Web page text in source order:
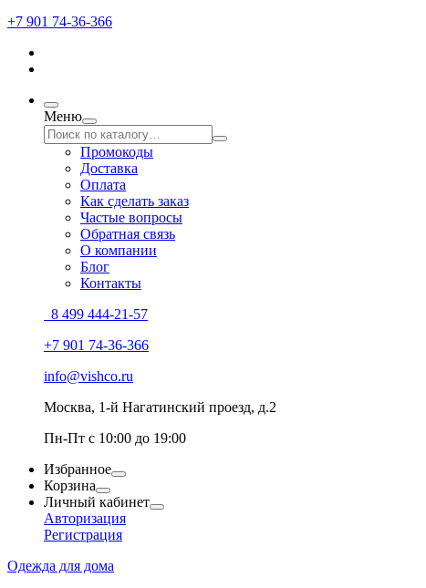
+7 901 74-36-366
Меню
Промокоды
Доставка
Оплата
Как сделать заказ
Частые вопросы
Обратная связь
О компании
Блог
Контакты
8 499 444-21-57
+7 901 74-36-366
info@vishco.ru
Москва, 1-й Нагатинский проезд, д.2
Пн-Пт с 10:00 до 19:00
Избранное
Корзина
Личный кабинет
Авторизация
Регистрация
Одежда для дома